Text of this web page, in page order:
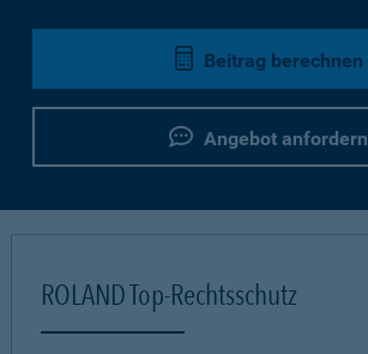
Beitrag berechnen
Angebot anfordern
ROLAND Top-Rechtsschutz